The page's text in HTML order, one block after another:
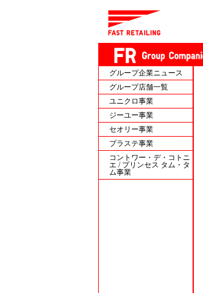
グループ企業ニュース
グループ店舗一覧
ユニクロ事業
ジーユー事業
セオリー事業
プラステ事業
コントワー・デ・コトニ
エ / プリンセス タム・タ
ム事業